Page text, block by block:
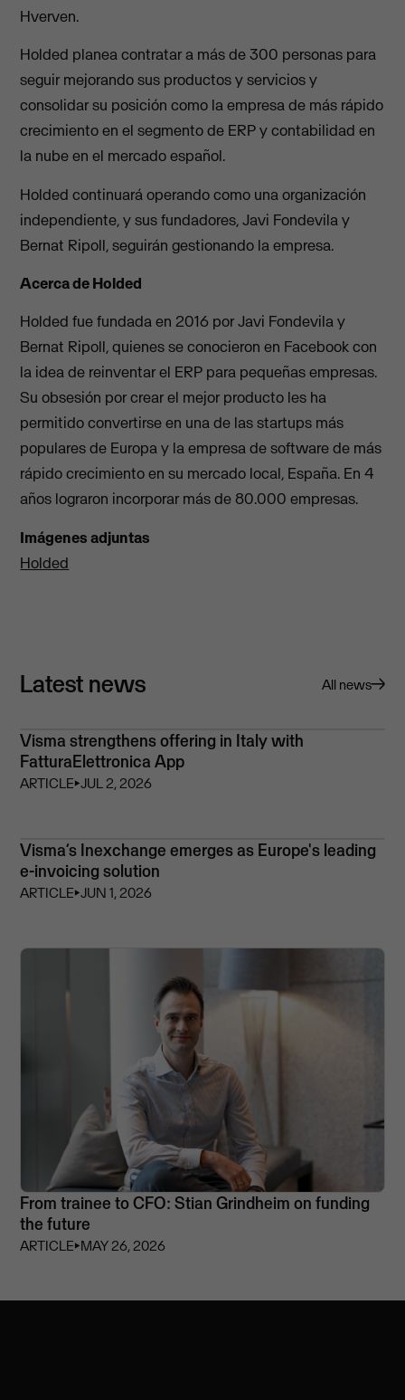
Hverven.
Holded planea contratar a más de 300 personas para
seguir mejorando sus productos y servicios y
consolidar su posición como la empresa de más rápido
crecimiento en el segmento de ERP y contabilidad en
la nube en el mercado español.
Holded continuará operando como una organización
independiente, y sus fundadores, Javi Fondevila y
Bernat Ripoll, seguirán gestionando la empresa.
Acerca de Holded
Holded fue fundada en 2016 por Javi Fondevila y
Bernat Ripoll, quienes se conocieron en Facebook con
la idea de reinventar el ERP para pequeñas empresas.
Su obsesión por crear el mejor producto les ha
permitido convertirse en una de las startups más
populares de Europa y la empresa de software de más
rápido crecimiento en su mercado local, España. En 4
años lograron incorporar más de 80.000 empresas.
Imágenes adjuntas
Holded
Latest news All news
Visma strengthens offering in Italy with
FatturaElettronica App
ARTICLE⏵JUL 2, 2026
Visma’s Inexchange emerges as Europe's leading
e-invoicing solution
ARTICLE⏵JUN 1, 2026
From trainee to CFO: Stian Grindheim on funding
the future
ARTICLE⏵MAY 26, 2026